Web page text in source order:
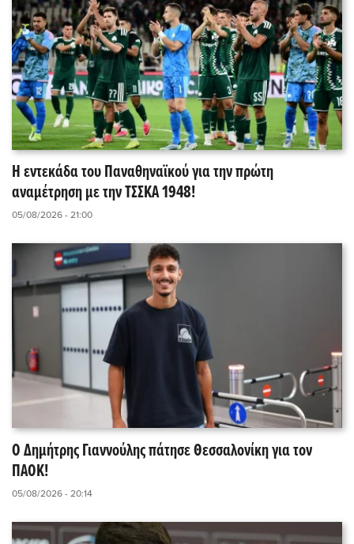
Η εντεκάδα του Παναθηναϊκού για την πρώτη
αναμέτρηση με την ΤΣΣΚΑ 1948!
05/08/2026 - 21:00
Ο Δημήτρης Γιαννούλης πάτησε Θεσσαλονίκη για τον
ΠΑΟΚ!
05/08/2026 - 20:14